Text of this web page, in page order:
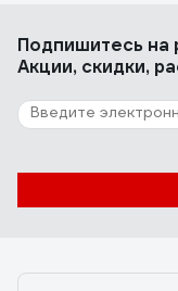
Подпишитесь на
Акции, скидки,